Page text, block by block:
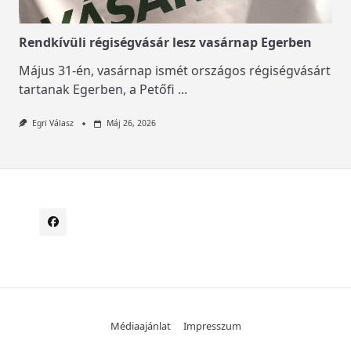
Rendkívüli régiségvásár lesz vasárnap Egerben
Május 31-én, vasárnap ismét országos régiségvásárt
tartanak Egerben, a Petőfi ...
Egri Válasz Máj 26, 2026
Médiaajánlat Impresszum